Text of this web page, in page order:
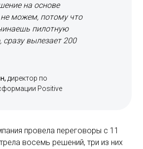
на основе
можем, потому что
пилотную
сразу вылезает 200
директор по
Positive
провела переговоры с 11
восемь решений, три из них